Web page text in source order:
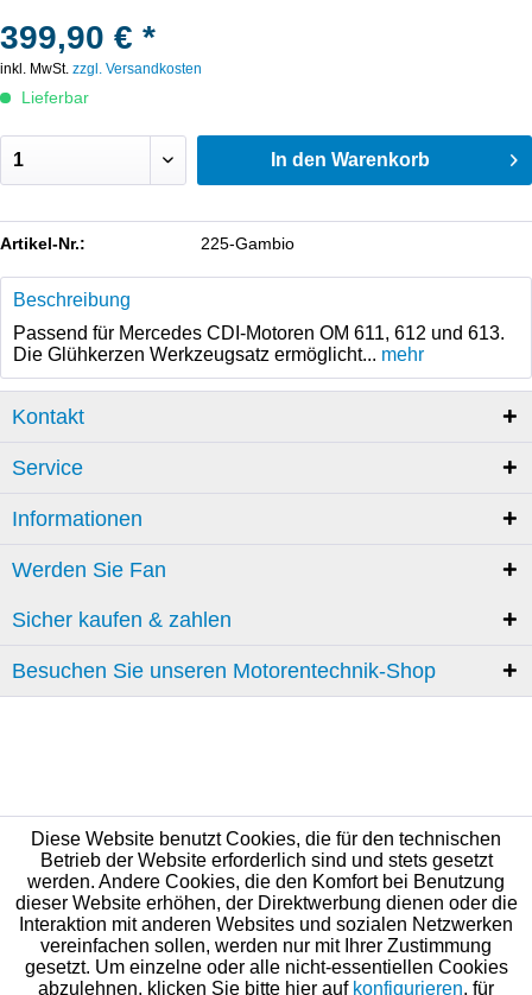
399,90 € *
inkl. MwSt. zzgl. Versandkosten
Lieferbar
In den Warenkorb
Artikel-Nr.: 225-Gambio
Beschreibung
Passend für Mercedes CDI-Motoren OM 611, 612 und 613.
Die Glühkerzen Werkzeugsatz ermöglicht... mehr
Kontakt
Service
Informationen
Werden Sie Fan
Sicher kaufen & zahlen
Besuchen Sie unseren Motorentechnik-Shop
Diese Website benutzt Cookies, die für den technischen
Betrieb der Website erforderlich sind und stets gesetzt
werden. Andere Cookies, die den Komfort bei Benutzung
dieser Website erhöhen, der Direktwerbung dienen oder die
Interaktion mit anderen Websites und sozialen Netzwerken
vereinfachen sollen, werden nur mit Ihrer Zustimmung
gesetzt. Um einzelne oder alle nicht-essentiellen Cookies
abzulehnen, klicken Sie bitte hier auf konfigurieren, für